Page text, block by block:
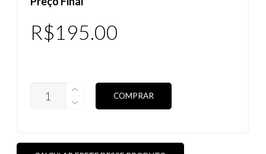
R$195.00
THINLINK
CORES)
QUANTIDADE
COMPRAR